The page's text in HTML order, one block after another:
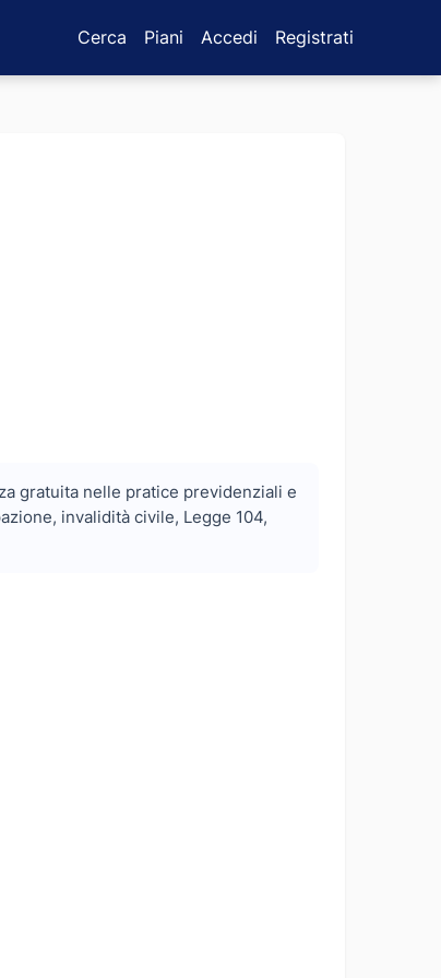
Cerca Piani Accedi Registrati
gratuita nelle pratice previdenziali e
invalidità civile, Legge 104,